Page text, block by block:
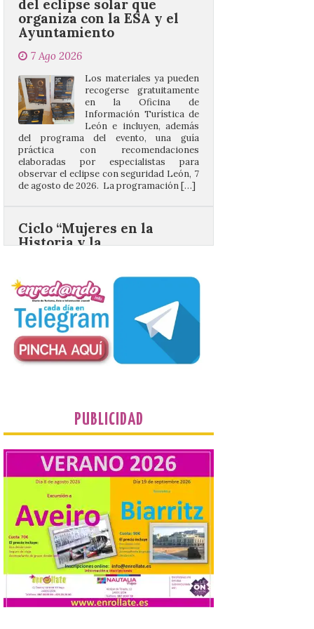
7 Ago 2026
Los materiales ya pueden
recogerse gratuitamente
León e incluyen, además
del programa del evento, una guía
práctica con recomendaciones
elaboradas por especialistas para
observar el eclipse con seguridad León, 7
de agosto de 2026. La programación […]
Ciclo “Mujeres en la
Historia y la
Benavides de Órbigo.
7 Ago 2026
Alonso, sobre la
peregrinación femenina.
Presentación del Libro
“Va de Monjas”, de José
Fernando Cornejo. Apertura de una doble
exposición de fotografía. Este viernes, 7
de agosto, a las 20,00 horas, en el
auditorio de Benavides de […]
Valencia de Don Juan en
una nueva edición de
7 Ago 2026
Castle Food combina la
música en directo con
food trucks y tiendas de
market esperando atraer
a miles de personas. La
localidad leonesa de Valencia de Don Juan
sigue adelante con su calendario de
eventos veraniegos para este año 2026.
[…]
PUBLICIDAD